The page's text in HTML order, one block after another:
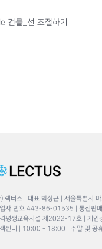
건물_선 조절하기
) 렉터스 | 대표 박상근 | 서울특별시
자 번호 443-86-01535 | 통신판
평생교육시설 제2022-17호 | 개인
센터 | 10:00 - 18:00 | 주말 및 공